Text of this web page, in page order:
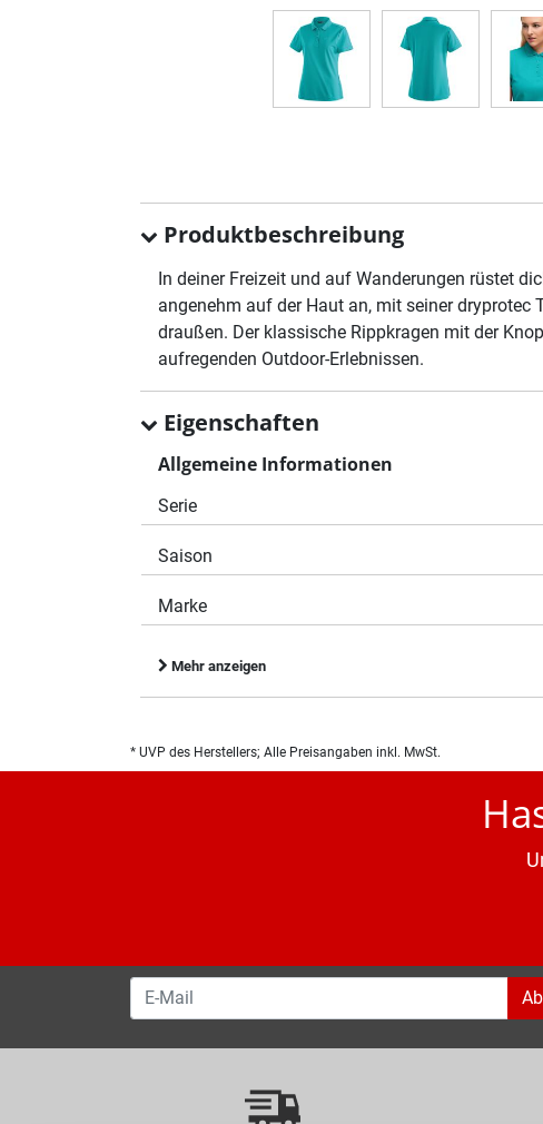
Produktbeschreibung
In deiner Freizeit und auf Wanderungen rüstet
angenehm auf der Haut an, mit seiner
draußen. Der klassische Rippkragen mit der
aufregenden Outdoor-Erlebnissen.
Eigenschaften
Allgemeine Informationen
Serie
Saison
Marke
Mehr anzeigen
* UVP des Herstellers; Alle Preisangaben inkl. MwSt.